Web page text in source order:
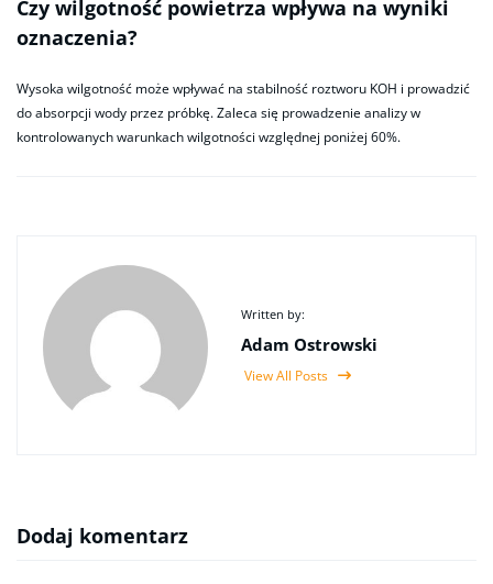
Czy wilgotność powietrza wpływa na wyniki
oznaczenia?
Wysoka wilgotność może wpływać na stabilność roztworu KOH i prowadzić
do absorpcji wody przez próbkę. Zaleca się prowadzenie analizy w
kontrolowanych warunkach wilgotności względnej poniżej 60%.
Written by:
Adam Ostrowski
View All Posts
Dodaj komentarz